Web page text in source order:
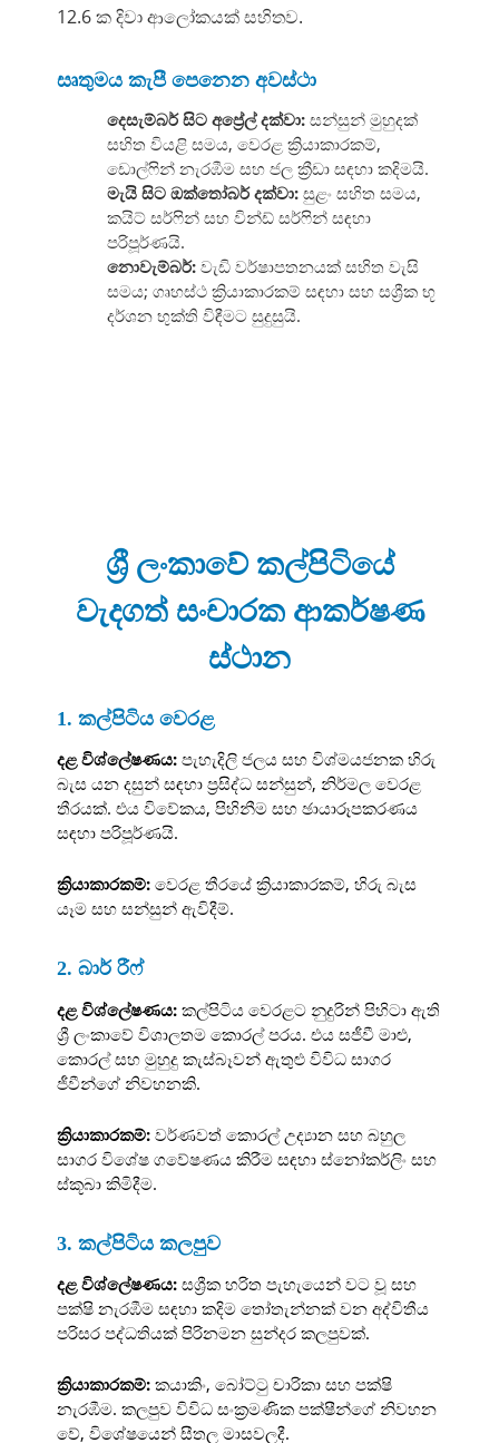
12.6 ක දිවා ආලෝකයක් සහිතව.
සෘතුමය කැපී පෙනෙන අවස්ථා
දෙසැම්බර් සිට අප්‍රේල් දක්වා: සන්සුන් මුහුදක්
සහිත වියළි සමය, වෙරළ ක්‍රියාකාරකම්,
ඩොල්ෆින් නැරඹීම සහ ජල ක්‍රීඩා සඳහා කදිමයි.
මැයි සිට ඔක්තෝබර් දක්වා: සුළං සහිත සමය,
කයිට් සර්ෆින් සහ වින්ඩ් සර්ෆින් සඳහා
පරිපූර්ණයි.
නොවැම්බර්: වැඩි වර්ෂාපතනයක් සහිත වැසි
සමය; ගෘහස්ථ ක්‍රියාකාරකම් සඳහා සහ සශ්‍රීක භූ
දර්ශන භුක්ති විඳීමට සුදුසුයි.
ශ්‍රී ලංකාවේ කල්පිටියේ
වැදගත් සංචාරක ආකර්ෂණ
ස්ථාන
1. කල්පිටිය වෙරළ
දළ විශ්ලේෂණය: පැහැදිලි ජලය සහ විශ්මයජනක හිරු
බැස යන දසුන් සඳහා ප්‍රසිද්ධ සන්සුන්, නිර්මල වෙරළ
තීරයක්. එය විවේකය, පිහිනීම සහ ඡායාරූපකරණය
සඳහා පරිපූර්ණයි.
ක්‍රියාකාරකම්: වෙරළ තීරයේ ක්‍රියාකාරකම්, හිරු බැස
යෑම සහ සන්සුන් ඇවිදීම්.
2. බාර් රීෆ්
දළ විශ්ලේෂණය: කල්පිටිය වෙරළට නුදුරින් පිහිටා ඇති
ශ්‍රී ලංකාවේ විශාලතම කොරල් පරය. එය සජීවී මාළු,
කොරල් සහ මුහුදු කැස්බෑවන් ඇතුළු විවිධ සාගර
ජීවීන්ගේ නිවහනකි.
ක්‍රියාකාරකම්: වර්ණවත් කොරල් උද්‍යාන සහ බහුල
සාගර විශේෂ ගවේෂණය කිරීම සඳහා ස්නෝකර්ලිං සහ
ස්කූබා කිමිදීම.
3. කල්පිටිය කලපුව
දළ විශ්ලේෂණය: සශ්‍රීක හරිත පැහැයෙන් වට වූ සහ
පක්ෂි නැරඹීම සඳහා කදිම තෝතැන්නක් වන අද්විතීය
පරිසර පද්ධතියක් පිරිනමන සුන්දර කලපුවක්.
ක්‍රියාකාරකම්: කයාකිං, බෝට්ටු චාරිකා සහ පක්ෂි
නැරඹීම. කලපුව විවිධ සංක්‍රමණික පක්ෂීන්ගේ නිවහන
වේ, විශේෂයෙන් සීතල මාසවලදී.